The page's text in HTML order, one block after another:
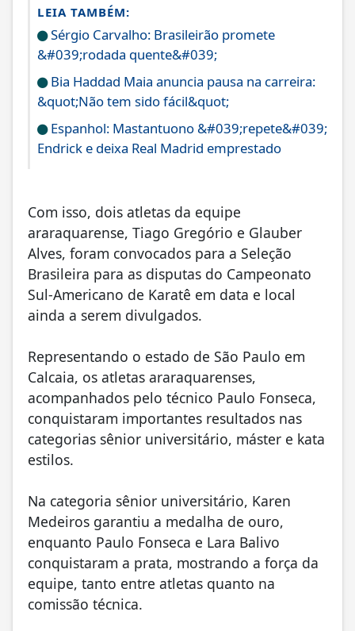
LEIA TAMBÉM:
Sérgio Carvalho: Brasileirão promete
&#039;rodada quente&#039;
Bia Haddad Maia anuncia pausa na carreira:
&quot;Não tem sido fácil&quot;
Espanhol: Mastantuono &#039;repete&#039;
Endrick e deixa Real Madrid emprestado
Com isso, dois atletas da equipe
araraquarense, Tiago Gregório e Glauber
Alves, foram convocados para a Seleção
Brasileira para as disputas do Campeonato
Sul-Americano de Karatê em data e local
ainda a serem divulgados.
Representando o estado de São Paulo em
Calcaia, os atletas araraquarenses,
acompanhados pelo técnico Paulo Fonseca,
conquistaram importantes resultados nas
categorias sênior universitário, máster e kata
estilos.
Na categoria sênior universitário, Karen
Medeiros garantiu a medalha de ouro,
enquanto Paulo Fonseca e Lara Balivo
conquistaram a prata, mostrando a força da
equipe, tanto entre atletas quanto na
comissão técnica.